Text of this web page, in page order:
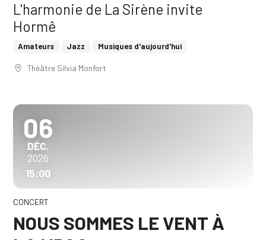
L'harmonie de La Sirène invite
Hormê
Amateurs Jazz Musiques d'aujourd'hui
Théâtre Silvia Monfort
06
DÉCEMBRE
DÉC.
2026
15:00
CONCERT
NOUS SOMMES LE VENT À